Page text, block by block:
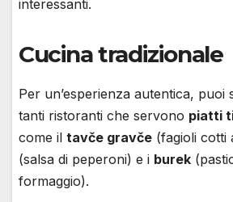
interessanti.
Cucina tradizionale
Per un’esperienza autentica, puoi
tanti ristoranti che servono piatti
come il tavče gravče (fagioli cotti
(salsa di peperoni) e i burek
formaggio).